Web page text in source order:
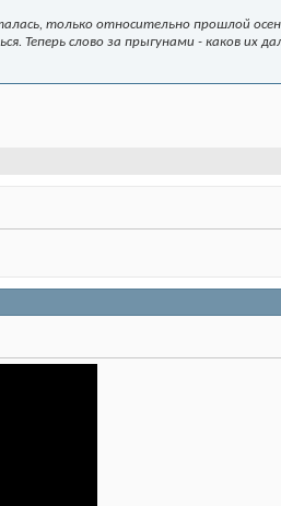
только относительно прошлой
Теперь слово за прыгунами - каков их